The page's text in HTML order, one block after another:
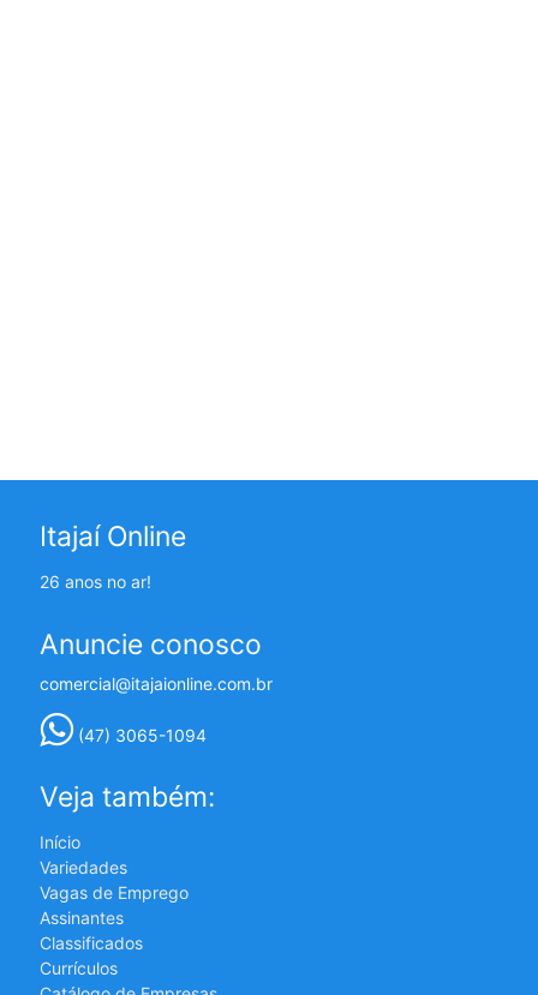
Itajaí Online
26 anos no ar!
Anuncie conosco
comercial@itajaionline.com.br
(47) 3065-1094
Veja também:
Início
Variedades
Vagas de Emprego
Assinantes
Classificados
Currículos